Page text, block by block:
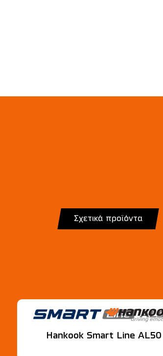
Σχετικά προϊόντα
Hankook Smart Line AL50